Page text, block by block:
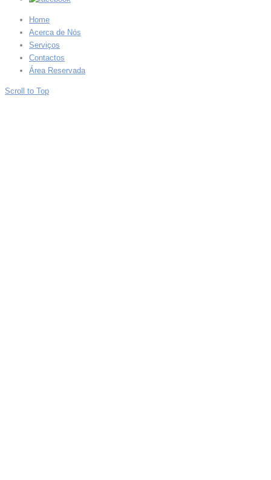
Home
Acerca de Nós
Serviços
Contactos
Área Reservada
Scroll to Top